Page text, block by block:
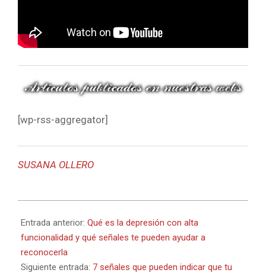
[wp-rss-aggregator]
SUSANA OLLERO
10-
21
Entrada anterior: Qué es la depresión con alta
funcionalidad y qué señales te pueden ayudar a
reconocerla
Siguiente entrada: 7 señales que pueden indicar que tu